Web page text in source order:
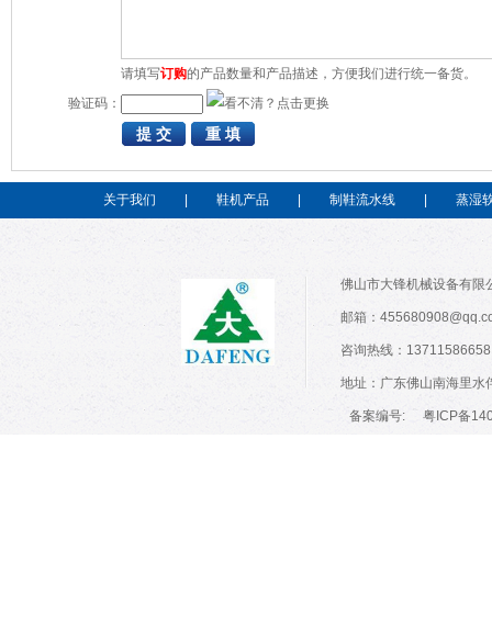
请填写订购的产品数量和产品描述，方便我们进行统一备货。
验证码：
关于我们 鞋机产品 制鞋流水线 蒸湿
佛山市大锋机械设备有
邮箱：
咨询热线：13711586658
地址：广东佛山南海里水
备案编号: 粤ICP备